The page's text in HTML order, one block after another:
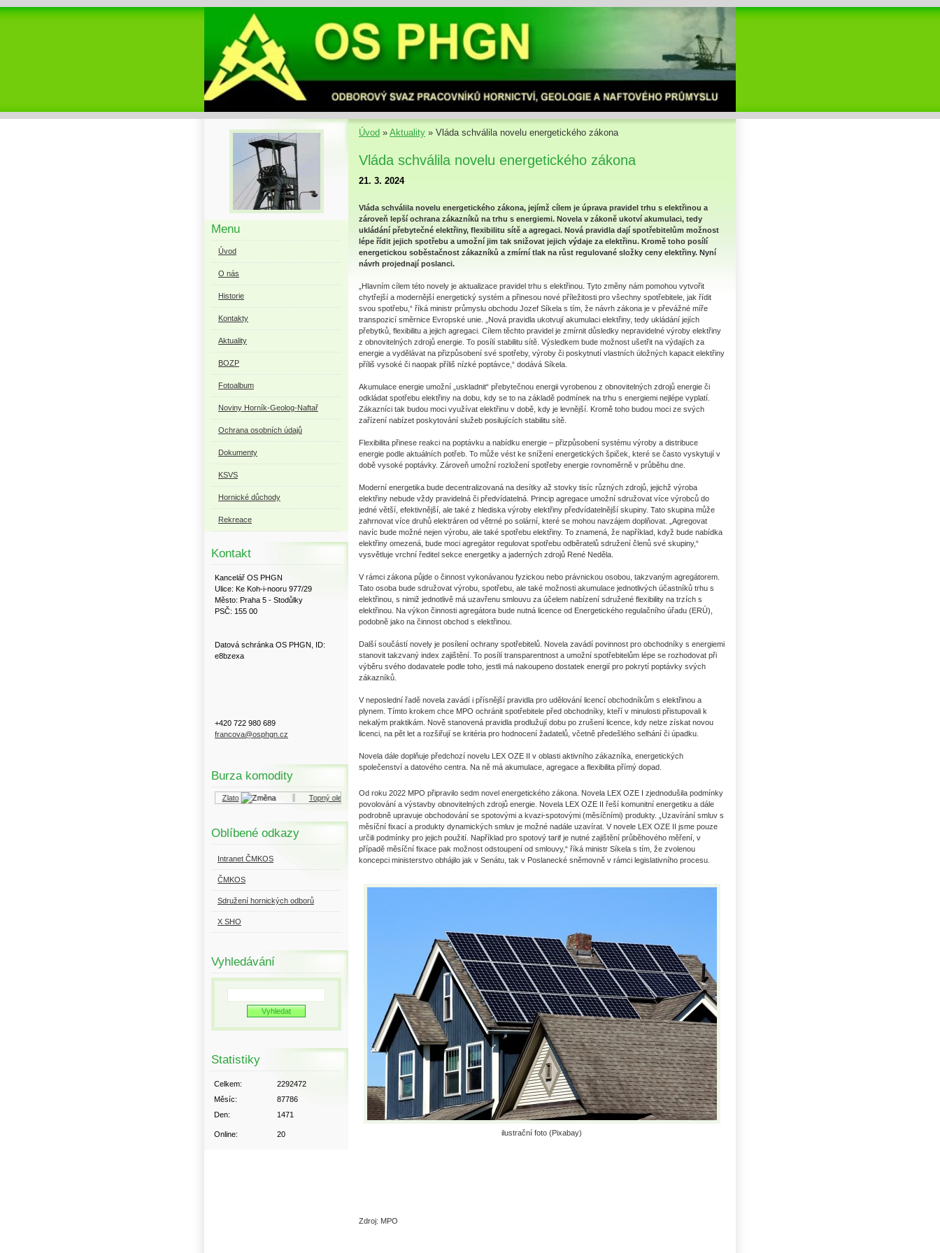
Úvod » Aktuality » Vláda schválila novelu energetického zákona
Vláda schválila novelu energetického zákona
21. 3. 2024
Vláda schválila novelu energetického zákona, jejímž cílem je úprava pravidel trhu s elektřinou a
zároveň lepší ochrana zákazníků na trhu s energiemi. Novela v zákoně ukotví akumulaci, tedy
ukládání přebytečné elektřiny, flexibilitu sítě a agregaci. Nová pravidla dají spotřebitelům možnost
lépe řídit jejich spotřebu a umožní jim tak snižovat jejich výdaje za elektřinu. Kromě toho posílí
energetickou soběstačnost zákazníků a zmírní tlak na růst regulované složky ceny elektřiny. Nyní
návrh projednají poslanci.
„Hlavním cílem této novely je aktualizace pravidel trhu s elektřinou. Tyto změny nám pomohou vytvořit
chytřejší a modernější energetický systém a přinesou nové příležitosti pro všechny spotřebitele, jak řídit
svou spotřebu,“ říká ministr průmyslu obchodu Jozef Síkela s tím, že návrh zákona je v převážné míře
transpozicí směrnice Evropské unie. „Nová pravidla ukotvují akumulaci elektřiny, tedy ukládání jejích
přebytků, flexibilitu a jejich agregaci. Cílem těchto pravidel je zmírnit důsledky nepravidelné výroby elektřiny
z obnovitelných zdrojů energie. To posílí stabilitu sítě. Výsledkem bude možnost ušetřit na výdajích za
energie a vydělávat na přizpůsobení své spotřeby, výroby či poskytnutí vlastních úložných kapacit elektřiny
příliš vysoké či naopak příliš nízké poptávce,“ dodává Síkela.
Akumulace energie umožní „uskladnit“ přebytečnou energii vyrobenou z obnovitelných zdrojů energie či
odkládat spotřebu elektřiny na dobu, kdy se to na základě podmínek na trhu s energiemi nejlépe vyplatí.
Zákazníci tak budou moci využívat elektřinu v době, kdy je levnější. Kromě toho budou moci ze svých
zařízení nabízet poskytování služeb posilujících stabilitu sítě.
Flexibilita přinese reakci na poptávku a nabídku energie – přizpůsobení systému výroby a distribuce
energie podle aktuálních potřeb. To může vést ke snížení energetických špiček, které se často vyskytují v
době vysoké poptávky. Zároveň umožní rozložení spotřeby energie rovnoměrně v průběhu dne.
Moderní energetika bude decentralizovaná na desítky až stovky tisíc různých zdrojů, jejichž výroba
elektřiny nebude vždy pravidelná či předvídatelná. Princip agregace umožní sdružovat více výrobců do
jedné větší, efektivnější, ale také z hlediska výroby elektřiny předvídatelnější skupiny. Tato skupina může
zahrnovat více druhů elektráren od větrné po solární, které se mohou navzájem doplňovat. „Agregovat
navíc bude možné nejen výrobu, ale také spotřebu elektřiny. To znamená, že například, když bude nabídka
elektřiny omezená, bude moci agregátor regulovat spotřebu odběratelů sdružení členů své skupiny,“
vysvětluje vrchní ředitel sekce energetiky a jaderných zdrojů René Neděla.
V rámci zákona půjde o činnost vykonávanou fyzickou nebo právnickou osobou, takzvaným agregátorem.
Tato osoba bude sdružovat výrobu, spotřebu, ale také možnosti akumulace jednotlivých účastníků trhu s
elektřinou, s nimiž jednotlivě má uzavřenu smlouvu za účelem nabízení sdružené flexibility na trzích s
elektřinou. Na výkon činnosti agregátora bude nutná licence od Energetického regulačního úřadu (ERÚ),
podobně jako na činnost obchod s elektřinou.
Další součástí novely je posílení ochrany spotřebitelů. Novela zavádí povinnost pro obchodníky s energiemi
stanovit takzvaný index zajištění. To posílí transparentnost a umožní spotřebitelům lépe se rozhodovat při
výběru svého dodavatele podle toho, jestli má nakoupeno dostatek energií pro pokrytí poptávky svých
zákazníků.
V neposlední řadě novela zavádí i přísnější pravidla pro udělování licencí obchodníkům s elektřinou a
plynem. Tímto krokem chce MPO ochránit spotřebitele před obchodníky, kteří v minulosti přistupovali k
nekalým praktikám. Nově stanovená pravidla prodlužují dobu po zrušení licence, kdy nelze získat novou
licenci, na pět let a rozšiřují se kritéria pro hodnocení žadatelů, včetně předešlého selhání či úpadku.
Novela dále doplňuje předchozí novelu LEX OZE II v oblasti aktivního zákazníka, energetických
společenství a datového centra. Na ně má akumulace, agregace a flexibilita přímý dopad.
Od roku 2022 MPO připravilo sedm novel energetického zákona. Novela LEX OZE I zjednodušila podmínky
povolování a výstavby obnovitelných zdrojů energie. Novela LEX OZE II řeší komunitní energetiku a dále
podrobně upravuje obchodování se spotovými a kvazi-spotovými (měsíčními) produkty. „Uzavírání smluv s
měsíční fixací a produkty dynamických smluv je možné nadále uzavírat. V novele LEX OZE II jsme pouze
určili podmínky pro jejich použití. Například pro spotový tarif je nutné zajištění průběhového měření, v
případě měsíční fixace pak možnost odstoupení od smlouvy,“ říká ministr Síkela s tím, že zvolenou
koncepci ministerstvo obhájilo jak v Senátu, tak v Poslanecké sněmovně v rámci legislativního procesu.
ilustrační foto (Pixabay)
Zdroj: MPO
Menu
Úvod
O nás
Historie
Kontakty
Aktuality
BOZP
Fotoalbum
Noviny Horník-Geolog-Naftař
Ochrana osobních údajů
Dokumenty
KSVS
Hornické důchody
Rekreace
Kontakt
Kancelář OS PHGN
Ulice: Ke Koh-i-nooru 977/29
Město: Praha 5 - Stodůlky
PSČ: 155 00
Datová schránka OS PHGN, ID:
e8bzexa
+420 722 980 689
francova@osphgn.cz
Burza komodity
Zlato Topný olej Zemní plyn Motorová nafta Uhlí US index
Oblíbené odkazy
Intranet ČMKOS
ČMKOS
Sdružení hornických odborů
X SHO
Vyhledávání
Statistiky
Online: 20
Celkem:
2292472
Měsíc:
87786
Den:
1471